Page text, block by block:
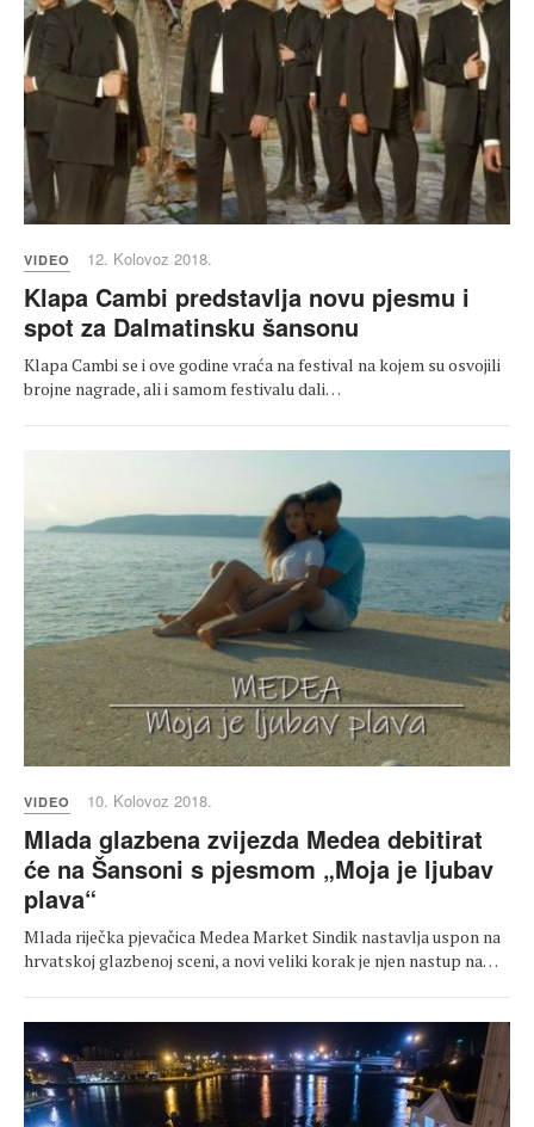
VIDEO 12. Kolovoz 2018.
Klapa Cambi predstavlja novu pjesmu i
spot za Dalmatinsku šansonu
Klapa Cambi se i ove godine vraća na festival na kojem su osvojili
brojne nagrade, ali i samom festivalu dali…
VIDEO 10. Kolovoz 2018.
Mlada glazbena zvijezda Medea debitirat
će na Šansoni s pjesmom „Moja je ljubav
plava“
Mlada riječka pjevačica Medea Market Sindik nastavlja uspon na
hrvatskoj glazbenoj sceni, a novi veliki korak je njen nastup na…